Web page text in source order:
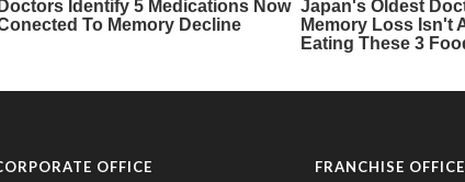
OFFICE FRANCHISE OFFICE